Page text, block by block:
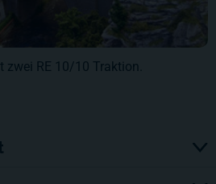
zwei RE 10/10 Traktion.